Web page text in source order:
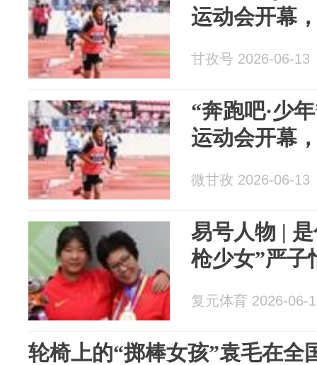
运动会开幕
甘孜号 2026-06-13
“奔跑吧·少
运动会开幕
微甘孜 2026-06-13
易号人物 |
枪少女”严子
复元体育 2026-06-
轮椅上的“掷棒女孩”袁毛在全